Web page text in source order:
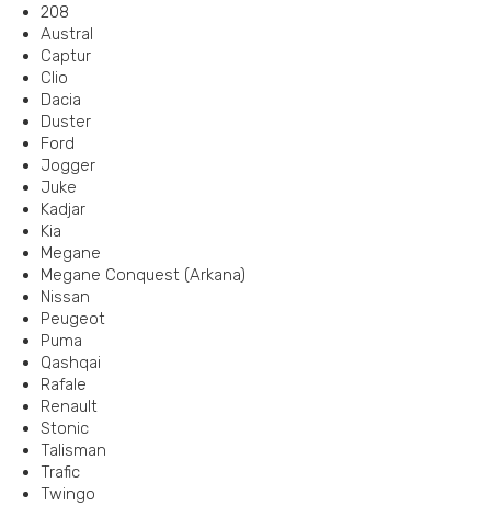
208
Austral
Captur
Clio
Dacia
Duster
Ford
Jogger
Juke
Kadjar
Kia
Megane
Megane Conquest (Arkana)
Nissan
Peugeot
Puma
Qashqai
Rafale
Renault
Stonic
Talisman
Trafic
Twingo